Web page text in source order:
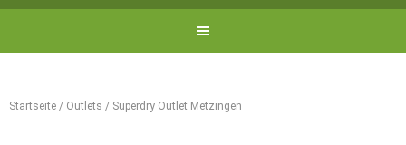
Startseite / Outlets / Superdry Outlet Metzingen